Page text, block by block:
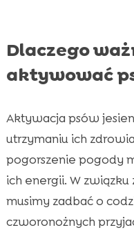
Dlaczego
aktywować
Aktywacja psów
utrzymaniu ich
pogorszenie pogody
ich energii. W
musimy zadbać o
czworonożnych